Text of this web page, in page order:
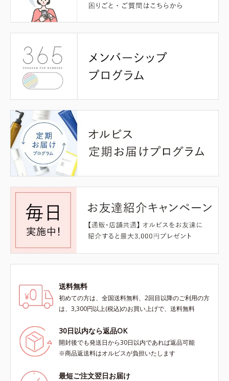
送料無料
初めての方は、全国送料無料、2回目以降のご利用の方
は、3,300円以上(税込)のお買い上げで、送料無料
30日以内なら返品OK
開封後でも発送日から30日以内であれば返品可能
※商品返送料はオルビスが負担いたします
最短ご注文翌日お届け